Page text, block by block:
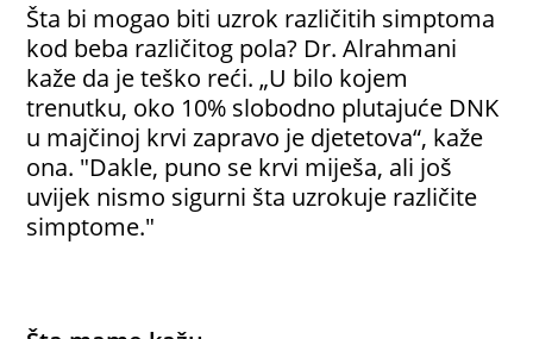
Šta bi mogao biti uzrok različitih simptoma
kod beba različitog pola? Dr. Alrahmani
kaže da je teško reći. „U bilo kojem
trenutku, oko 10% slobodno plutajuće DNK
u majčinoj krvi zapravo je djetetova“, kaže
ona. "Dakle, puno se krvi miješa, ali još
uvijek nismo sigurni šta uzrokuje različite
simptome."